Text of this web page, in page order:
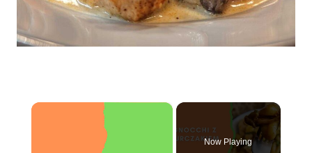
×
Now Playing